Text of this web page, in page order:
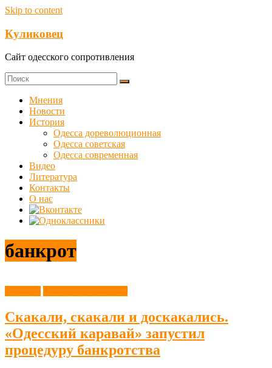
Skip to content
Куликовец
Сайт одесского сопротивления
Мнения
Новости
История
Одесса дореволюционная
Одесса советская
Одесса современная
Видео
Литература
Контакты
О нас
банкрот
Скакали, скакали и доскакались.
«Одесский каравай» запустил
процедуру банкротства